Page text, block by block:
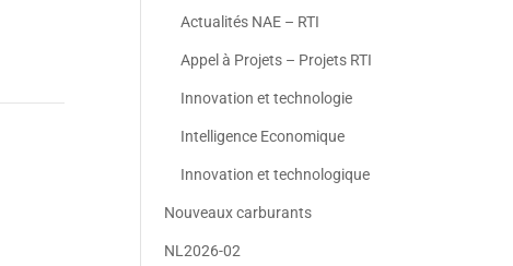
Actualités NAE – RTI
Appel à Projets – Projets RTI
Innovation et technologie
Intelligence Economique
Innovation et technologique
Nouveaux carburants
NL2026-02